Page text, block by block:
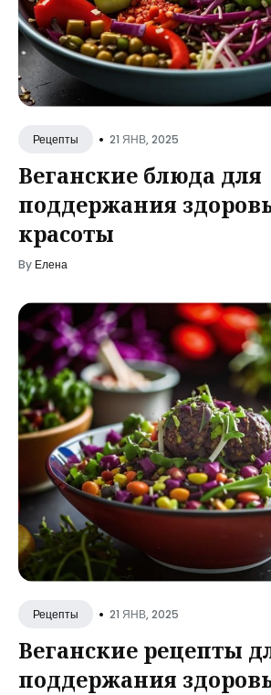
Рецепты • 21 ЯНВ, 2025
Веганские блюда для
поддержания
красоты
By Елена
Рецепты • 21 ЯНВ, 2025
Веганские рецепты
поддержания